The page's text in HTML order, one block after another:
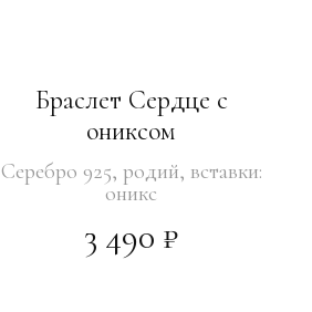
Браслет Сердце с
ониксом
Серебро 925, родий, вставки:
оникс
3 490 ₽